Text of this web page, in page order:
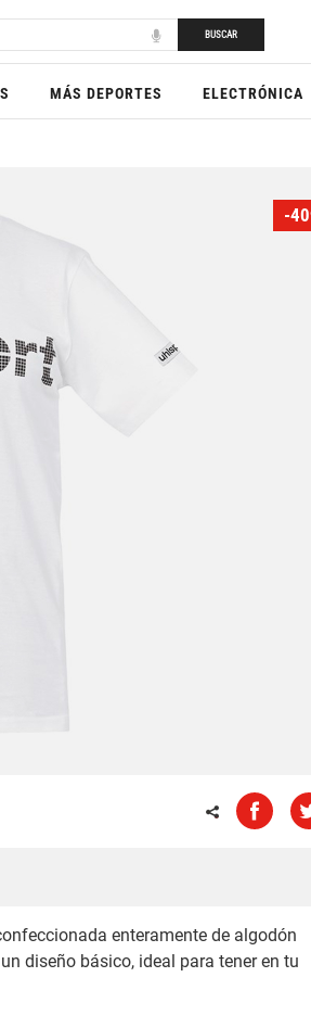
BUSCAR
MÁS DEPORTES ELECTRÓNICA
-40
enteramente de algodón
diseño básico, ideal para tener en tu